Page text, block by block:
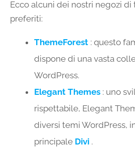
Ecco alcuni dei nostri negozi
preferiti:
ThemeForest : questo
dispone di una vasta
WordPress.
Elegant Themes : uno
rispettabile, Elegant
diversi temi WordPress,
principale Divi .